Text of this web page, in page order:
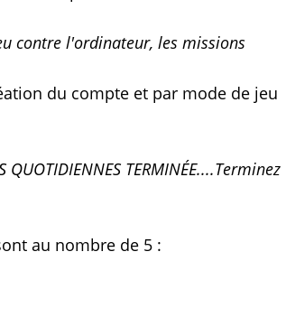
contre l'ordinateur, les missions
du compte et par mode de jeu
QUOTIDIENNES TERMINÉE....Terminez
au nombre de 5 :